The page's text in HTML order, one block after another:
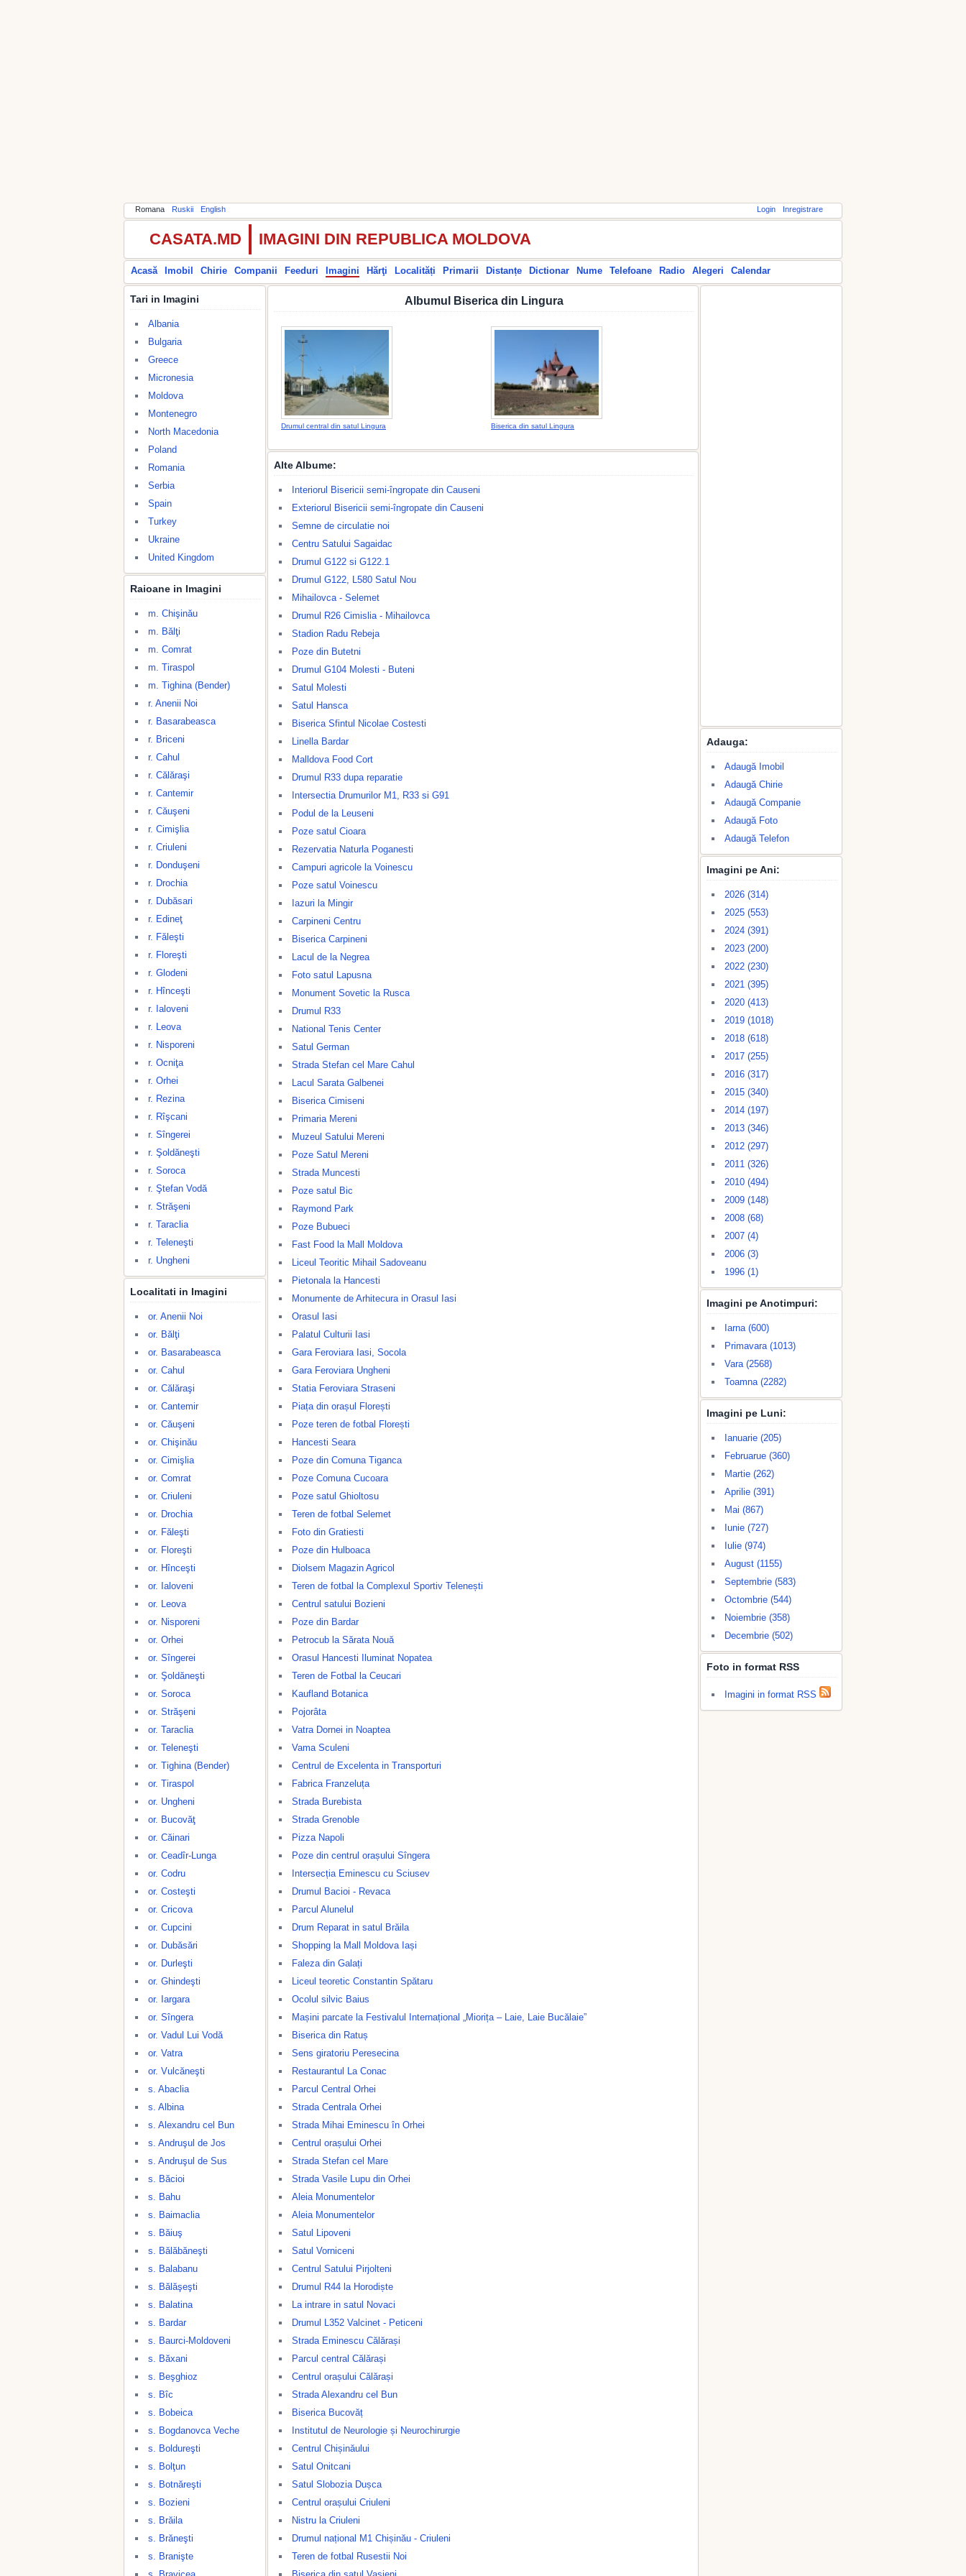
Romana Ruskii English Login Inregistrare
CASATA.MD IMAGINI DIN REPUBLICA MOLDOVA
Acasă Imobil Chirie Companii Feeduri Imagini Hărţi Localități Primarii Distanțe Dictionar Nume Telefoane Radio Alegeri Calendar
Tari in Imagini
Albania
Bulgaria
Greece
Micronesia
Moldova
Montenegro
North Macedonia
Poland
Romania
Serbia
Spain
Turkey
Ukraine
United Kingdom
Raioane in Imagini
m. Chişinău
m. Bălţi
m. Comrat
m. Tiraspol
m. Tighina (Bender)
r. Anenii Noi
r. Basarabeasca
r. Briceni
r. Cahul
r. Călăraşi
r. Cantemir
r. Căuşeni
r. Cimişlia
r. Criuleni
r. Donduşeni
r. Drochia
r. Dubăsari
r. Edineţ
r. Făleşti
r. Floreşti
r. Glodeni
r. Hînceşti
r. Ialoveni
r. Leova
r. Nisporeni
r. Ocniţa
r. Orhei
r. Rezina
r. Rîşcani
r. Sîngerei
r. Şoldăneşti
r. Soroca
r. Ştefan Vodă
r. Străşeni
r. Taraclia
r. Teleneşti
r. Ungheni
Localitati in Imagini
or. Anenii Noi
or. Bălţi
or. Basarabeasca
or. Cahul
or. Călăraşi
or. Cantemir
or. Căuşeni
or. Chişinău
or. Cimişlia
or. Comrat
or. Criuleni
or. Drochia
or. Făleşti
or. Floreşti
or. Hînceşti
or. Ialoveni
or. Leova
or. Nisporeni
or. Orhei
or. Sîngerei
or. Şoldăneşti
or. Soroca
or. Străşeni
or. Taraclia
or. Teleneşti
or. Tighina (Bender)
or. Tiraspol
or. Ungheni
or. Bucovăţ
or. Căinari
or. Ceadîr-Lunga
or. Codru
or. Costeşti
or. Cricova
or. Cupcini
or. Dubăsări
or. Durleşti
or. Ghindeşti
or. Iargara
or. Sîngera
or. Vadul Lui Vodă
or. Vatra
or. Vulcăneşti
s. Abaclia
s. Albina
s. Alexandru cel Bun
s. Andruşul de Jos
s. Andruşul de Sus
s. Băcioi
s. Bahu
s. Baimaclia
s. Băiuş
s. Bălăbăneşti
s. Balabanu
s. Bălăşeşti
s. Balatina
s. Bardar
s. Baurci-Moldoveni
s. Băxani
s. Beşghioz
s. Bîc
s. Bobeica
s. Bogdanovca Veche
s. Boldureşti
s. Bolţun
s. Botnăreşti
s. Bozieni
s. Brăila
s. Brăneşti
s. Branişte
Albumul Biserica din Lingura
Drumul central din satul Lingura Biserica din satul Lingura
Alte Albume:
Interiorul Bisericii semi-îngropate din Causeni
Exteriorul Bisericii semi-îngropate din Causeni
Semne de circulatie noi
Centru Satului Sagaidac
Drumul G122 si G122.1
Drumul G122, L580 Satul Nou
Mihailovca - Selemet
Drumul R26 Cimislia - Mihailovca
Stadion Radu Rebeja
Poze din Butetni
Drumul G104 Molesti - Buteni
Satul Molesti
Satul Hansca
Biserica Sfintul Nicolae Costesti
Linella Bardar
Malldova Food Cort
Drumul R33 dupa reparatie
Intersectia Drumurilor M1, R33 si G91
Podul de la Leuseni
Poze satul Cioara
Rezervatia Naturla Poganesti
Campuri agricole la Voinescu
Poze satul Voinescu
Iazuri la Mingir
Carpineni Centru
Biserica Carpineni
Lacul de la Negrea
Foto satul Lapusna
Monument Sovetic la Rusca
Drumul R33
National Tenis Center
Satul German
Strada Stefan cel Mare Cahul
Lacul Sarata Galbenei
Biserica Cimiseni
Primaria Mereni
Muzeul Satului Mereni
Poze Satul Mereni
Strada Muncesti
Poze satul Bic
Raymond Park
Poze Bubueci
Fast Food la Mall Moldova
Liceul Teoritic Mihail Sadoveanu
Pietonala la Hancesti
Monumente de Arhitecura in Orasul Iasi
Orasul Iasi
Palatul Culturii Iasi
Gara Feroviara Iasi, Socola
Gara Feroviara Ungheni
Statia Feroviara Straseni
Piața din orașul Florești
Poze teren de fotbal Florești
Hancesti Seara
Poze din Comuna Tiganca
Poze Comuna Cucoara
Poze satul Ghioltosu
Teren de fotbal Selemet
Foto din Gratiesti
Poze din Hulboaca
Diolsem Magazin Agricol
Teren de fotbal la Complexul Sportiv Telenești
Centrul satului Bozieni
Poze din Bardar
Petrocub la Sărata Nouă
Orasul Hancesti Iluminat Nopatea
Teren de Fotbal la Ceucari
Kaufland Botanica
Pojorâta
Vatra Dornei in Noaptea
Vama Sculeni
Centrul de Excelenta in Transporturi
Fabrica Franzeluța
Strada Burebista
Strada Grenoble
Pizza Napoli
Poze din centrul orașului Sîngera
Intersecția Eminescu cu Sciusev
Drumul Bacioi - Revaca
Parcul Alunelul
Drum Reparat in satul Brăila
Shopping la Mall Moldova Iași
Faleza din Galați
Liceul teoretic Constantin Spătaru
Ocolul silvic Baius
Mașini parcate la Festivalul Internațional „Miorița – Laie, Laie Bucălaie”
Biserica din Ratuș
Sens giratoriu Peresecina
Restaurantul La Conac
Parcul Central Orhei
Strada Centrala Orhei
Strada Mihai Eminescu în Orhei
Centrul orașului Orhei
Strada Stefan cel Mare
Strada Vasile Lupu din Orhei
Aleia Monumentelor
Aleia Monumentelor
Satul Lipoveni
Satul Vorniceni
Centrul Satului Pirjolteni
Drumul R44 la Horodiște
La intrare in satul Novaci
Drumul L352 Valcinet - Peticeni
Strada Eminescu Călărași
Parcul central Călărași
Centrul orașului Călărași
Strada Alexandru cel Bun
Biserica Bucovăț
Institutul de Neurologie și Neurochirurgie
Centrul Chișinăului
Satul Onitcani
Satul Slobozia Dușca
Centrul orașului Criuleni
Nistru la Criuleni
Drumul național M1 Chișinău - Criuleni
Teren de fotbal Rusestii Noi
Adauga:
Adaugă Imobil
Adaugă Chirie
Adaugă Companie
Adaugă Foto
Adaugă Telefon
Imagini pe Ani:
2026 (314)
2025 (553)
2024 (391)
2023 (200)
2022 (230)
2021 (395)
2020 (413)
2019 (1018)
2018 (618)
2017 (255)
2016 (317)
2015 (340)
2014 (197)
2013 (346)
2012 (297)
2011 (326)
2010 (494)
2009 (148)
2008 (68)
2007 (4)
2006 (3)
1996 (1)
Imagini pe Anotimpuri:
Iarna (600)
Primavara (1013)
Vara (2568)
Toamna (2282)
Imagini pe Luni:
Ianuarie (205)
Februarue (360)
Martie (262)
Aprilie (391)
Mai (867)
Iunie (727)
Iulie (974)
August (1155)
Septembrie (583)
Octombrie (544)
Noiembrie (358)
Decembrie (502)
Foto in format RSS
Imagini in format RSS